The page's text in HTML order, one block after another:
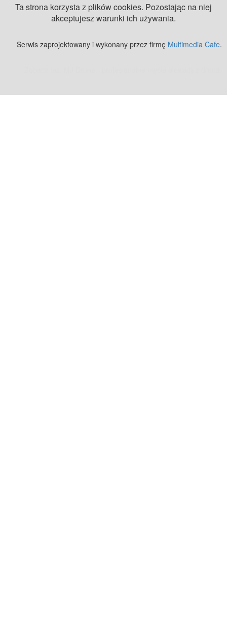
Ta strona korzysta z plików cookies. Pozostając na niej
akceptujesz warunki ich używania.
Serwis zaprojektowany i wykonany przez firmę Multimedia Cafe.